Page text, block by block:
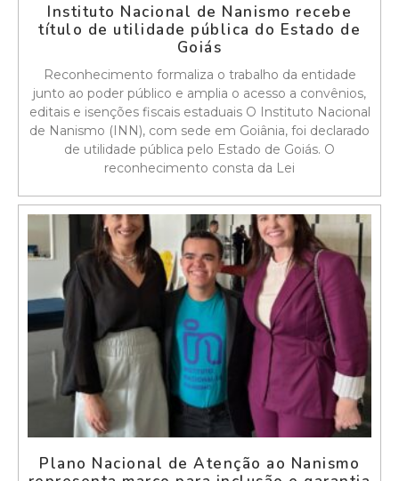
Instituto Nacional de Nanismo recebe
título de utilidade pública do Estado de
Goiás
Reconhecimento formaliza o trabalho da entidade
junto ao poder público e amplia o acesso a convênios,
editais e isenções fiscais estaduais O Instituto Nacional
de Nanismo (INN), com sede em Goiânia, foi declarado
de utilidade pública pelo Estado de Goiás. O
reconhecimento consta da Lei
Plano Nacional de Atenção ao Nanismo